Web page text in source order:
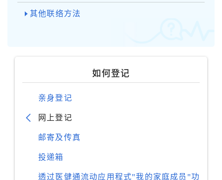
其他联络方法
如何登记
亲身登记
网上登记
邮寄及传真
投递箱
透过医健通流动应用程式"我的家庭成员"功